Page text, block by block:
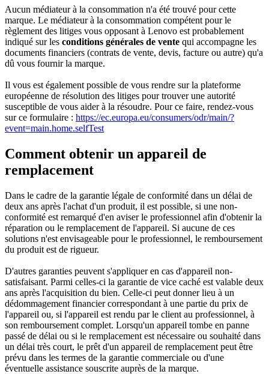
Aucun médiateur à la consommation n'a été trouvé pour cette
marque. Le médiateur à la consommation compétent pour le
règlement des litiges vous opposant à Lenovo est probablement
indiqué sur les conditions générales de vente qui accompagne les
documents financiers (contrats de vente, devis, facture ou autre) qu'a
dû vous fournir la marque.
Il vous est également possible de vous rendre sur la plateforme
européenne de résolution des litiges pour trouver une autorité
susceptible de vous aider à la résoudre. Pour ce faire, rendez-vous
sur ce formulaire : https://ec.europa.eu/consumers/odr/main/?
event=main.home.selfTest
Comment obtenir un appareil de
remplacement
Dans le cadre de la garantie légale de conformité dans un délai de
deux ans après l'achat d'un produit, il est possible, si une non-
conformité est remarqué d'en aviser le professionnel afin d'obtenir la
réparation ou le remplacement de l'appareil. Si aucune de ces
solutions n'est envisageable pour le professionnel, le remboursement
du produit est de rigueur.
D'autres garanties peuvent s'appliquer en cas d'appareil non-
satisfaisant. Parmi celles-ci la garantie de vice caché est valable deux
ans après l'acquisition du bien. Celle-ci peut donner lieu à un
dédommagement financier correspondant à une partie du prix de
l'appareil ou, si l'appareil est rendu par le client au professionnel, à
son remboursement complet. Lorsqu'un appareil tombe en panne
passé de délai ou si le remplacement est nécessaire ou souhaité dans
un délai très court, le prêt d'un appareil de remplacement peut être
prévu dans les termes de la garantie commerciale ou d'une
éventuelle assistance souscrite auprès de la marque.